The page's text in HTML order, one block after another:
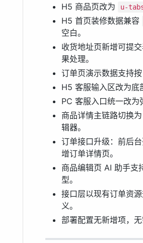
H5 商品页改为
u-
H5 首页装修数据兼容
空白。
收货地址页新增可提
果处理。
订单页演示数据支持按
H5 客服输入区改为
PC 客服入口统一改
商品详情主链路切换为
辑器。
订单接口升级：前后
增订单详情页。
商品编辑页 AI 助手支
型。
接口层以现有订单资
义。
部署配置无新增项，无